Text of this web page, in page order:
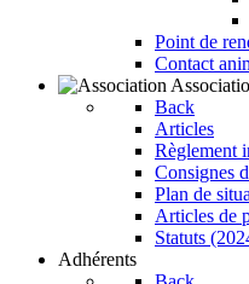
Point de
Contact
Back
Articles
Règlement
Consignes
Plan de
Articles de
Statuts
Adhérents